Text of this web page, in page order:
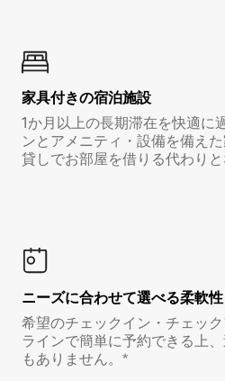
家具付き⁠の宿⁠泊⁠施⁠設
1か月以上の長期滞在を快適に
ンとアメニティ・設備を備え
貸しでお部屋を借りる代わりと
ニーズに合わせて選べる柔軟性
希望のチェックイン・チェッ
ラインで簡単に予約できる上
もありません。*